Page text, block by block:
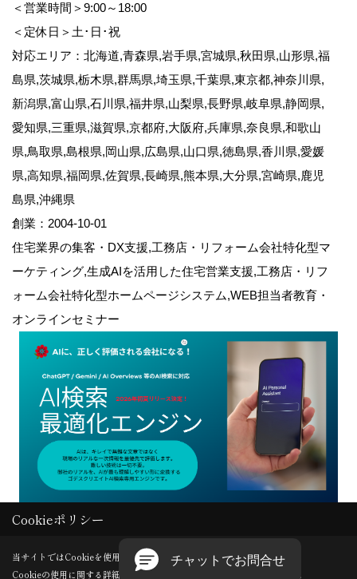
＜営業時間＞9:00～18:00
＜定休日＞土･日･祝
対応エリア：北海道,青森県,岩手県,宮城県,秋田県,山形県,福
島県,茨城県,栃木県,群馬県,埼玉県,千葉県,東京都,神奈川県,
新潟県,富山県,石川県,福井県,山梨県,長野県,岐阜県,静岡県,
愛知県,三重県,滋賀県,京都府,大阪府,兵庫県,奈良県,和歌山
県,鳥取県,島根県,岡山県,広島県,山口県,徳島県,香川県,愛媛
県,高知県,福岡県,佐賀県,長崎県,熊本県,大分県,宮崎県,鹿児
島県,沖縄県
創業：2004-10-01
住宅業界の集客・DX支援,工務店・リフォーム会社特化型マ
ーケティング,生成AIを活用した住宅営業支援,工務店・リフ
ォーム会社特化型ホームページシステム,WEB担当者教育・
オンラインセミナー
Copyright (c) GODDESS CREATE. All Rights Reserved.
Produced byゴデスクリエイト
Cookieポリシー
当サイトではCookieを使用します。
Cookieの使用に関する詳細は 「プライバシーポリシー 」をご覧ください。